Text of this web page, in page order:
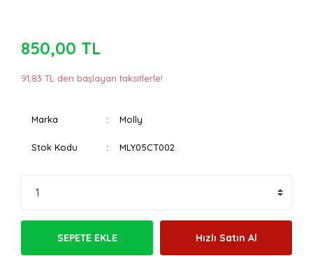
850,00 TL
91,83 TL den başlayan taksitlerle!
Marka Molly
Stok Kodu MLY05CT002
SEPETE EKLE Hızlı Satın Al